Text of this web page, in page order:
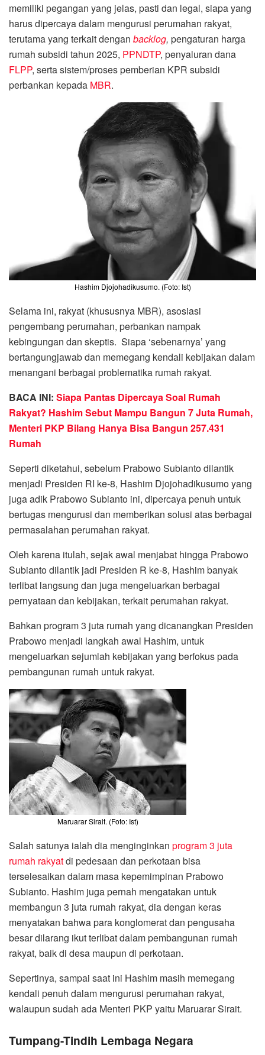
memiliki pegangan yang jelas, pasti dan legal, siapa yang
harus dipercaya dalam mengurusi perumahan rakyat,
terutama yang terkait dengan backlog, pengaturan harga
rumah subsidi tahun 2025, PPNDTP, penyaluran dana
FLPP, serta sistem/proses pemberian KPR subsidi
perbankan kepada MBR.
Hashim Djojohadikusumo. (Foto: Ist)
Selama ini, rakyat (khususnya MBR), asosiasi
pengembang perumahan, perbankan nampak
kebingungan dan skeptis. Siapa ‘sebenarnya’ yang
bertangungjawab dan memegang kendali kebijakan dalam
menangani berbagai problematika rumah rakyat.
BACA INI: Siapa Pantas Dipercaya Soal Rumah
Rakyat? Hashim Sebut Mampu Bangun 7 Juta Rumah,
Menteri PKP Bilang Hanya Bisa Bangun 257.431
Rumah
Seperti diketahui, sebelum Prabowo Subianto dilantik
menjadi Presiden RI ke-8, Hashim Djojohadikusumo yang
juga adik Prabowo Subianto ini, dipercaya penuh untuk
bertugas mengurusi dan memberikan solusi atas berbagai
permasalahan perumahan rakyat.
Oleh karena itulah, sejak awal menjabat hingga Prabowo
Subianto dilantik jadi Presiden R ke-8, Hashim banyak
terlibat langsung dan juga mengeluarkan berbagai
pernyataan dan kebijakan, terkait perumahan rakyat.
Bahkan program 3 juta rumah yang dicanangkan Presiden
Prabowo menjadi langkah awal Hashim, untuk
mengeluarkan sejumlah kebijakan yang berfokus pada
pembangunan rumah untuk rakyat.
Maruarar Sirait. (Foto: Ist)
Salah satunya ialah dia menginginkan program 3 juta
rumah rakyatdi pedesaan dan perkotaan bisa
terselesaikan dalam masa kepemimpinan Prabowo
Subianto. Hashim juga pernah mengatakan untuk
membangun 3 juta rumah rakyat, dia dengan keras
menyatakan bahwa para konglomerat dan pengusaha
besar dilarang ikut terlibat dalam pembangunan rumah
rakyat, baik di desa maupun di perkotaan.
Sepertinya, sampai saat ini Hashim masih memegang
kendali penuh dalam mengurusi perumahan rakyat,
walaupun sudah ada Menteri PKP yaitu Maruarar Sirait.
Tumpang-Tindih Lembaga Negara